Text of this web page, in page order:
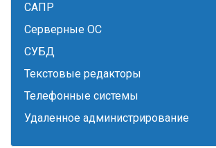
САПР
Серверные ОС
СУБД
Текстовые редакторы
Телефонные системы
Удаленное администрирование